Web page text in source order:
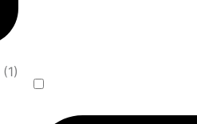
(1)